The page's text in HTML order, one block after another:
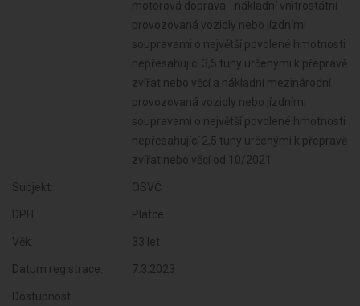
motorová doprava - nákladní vnitrostátní
provozovaná vozidly nebo jízdními
soupravami o největší povolené hmotnosti
nepřesahující 3,5 tuny určenými k přepravě
zvířat nebo věcí a nákladní mezinárodní
provozovaná vozidly nebo jízdními
soupravami o největší povolené hmotnosti
nepřesahující 2,5 tuny určenými k přepravě
zvířat nebo věcí od 10/2021
Subjekt: OSVČ
DPH: Plátce
Věk: 33 let
Datum registrace: 7.3.2023
Dostupnost: